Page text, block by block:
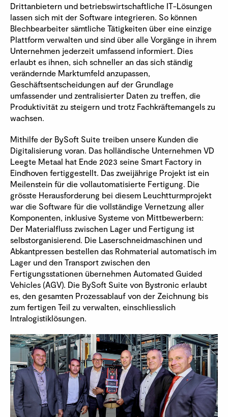
Drittanbietern und betriebswirtschaftliche IT-Lösungen
lassen sich mit der Software integrieren. So können
Blechbearbeiter sämtliche Tätigkeiten über eine einzige
Plattform verwalten und sind über alle Vorgänge in ihrem
Unternehmen jederzeit umfassend informiert. Dies
erlaubt es ihnen, sich schneller an das sich ständig
verändernde Marktumfeld anzupassen,
Geschäftsentscheidungen auf der Grundlage
umfassender und zentralisierter Daten zu treffen, die
Produktivität zu steigern und trotz Fachkräftemangels zu
wachsen.
Mithilfe der BySoft Suite treiben unsere Kunden die
Digitalisierung voran. Das holländische Unternehmen VD
Leegte Metaal hat Ende 2023 seine Smart Factory in
Eindhoven fertiggestellt. Das zweijährige Projekt ist ein
Meilenstein für die vollautomatisierte Fertigung. Die
grösste Herausforderung bei diesem Leuchtturmprojekt
war die Software für die vollständige Vernetzung aller
Komponenten, inklusive Systeme von Mittbewerbern:
Der Materialfluss zwischen Lager und Fertigung ist
selbstorganisierend. Die Laserschneidmaschinen und
Abkantpressen bestellen das Rohmaterial automatisch im
Lager und den Transport zwischen den
Fertigungsstationen übernehmen Automated Guided
Vehicles (AGV). Die BySoft Suite von Bystronic erlaubt
es, den gesamten Prozessablauf von der Zeichnung bis
zum fertigen Teil zu verwalten, einschliesslich
Intralogistiklösungen.